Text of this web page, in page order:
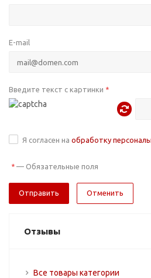
E-mail
Введите текст с картинки *
Я согласен на обработку
* — Обязательные поля
Отменить
Отзывы
Все товары категории